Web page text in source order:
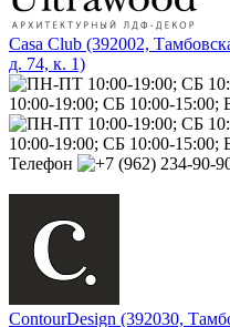
Casa Club (392002,
д. 74, к. 1)
10:00-19:00; СБ 10:00-15:00;
10:00-19:00; СБ 10:00-15:00;
Телефон
ContourDesign (392030,